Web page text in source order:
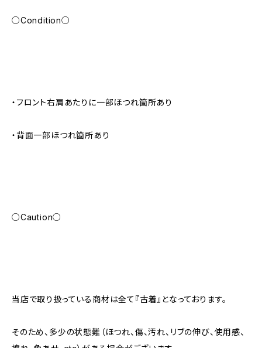
○Condition○
・フロント右肩あたりに一部ほつれ箇所あり
・背面一部ほつれ箇所あり
○Caution○
当店で取り扱っている商材は全て『古着』となっております。
そのため、多少の状態難（ほつれ、傷、汚れ、リブの伸び、使用感、